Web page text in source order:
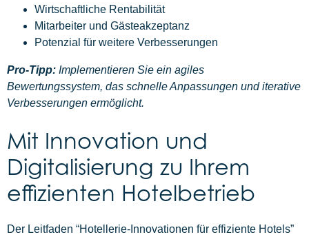
Wirtschaftliche Rentabilität
Mitarbeiter und Gästeakzeptanz
Potenzial für weitere Verbesserungen
Pro-Tipp: Implementieren Sie ein agiles
Bewertungssystem, das schnelle Anpassungen und iterative
Verbesserungen ermöglicht.
Mit Innovation und
Digitalisierung zu Ihrem
effizienten Hotelbetrieb
Der Leitfaden “Hotellerie-Innovationen für effiziente Hotels”